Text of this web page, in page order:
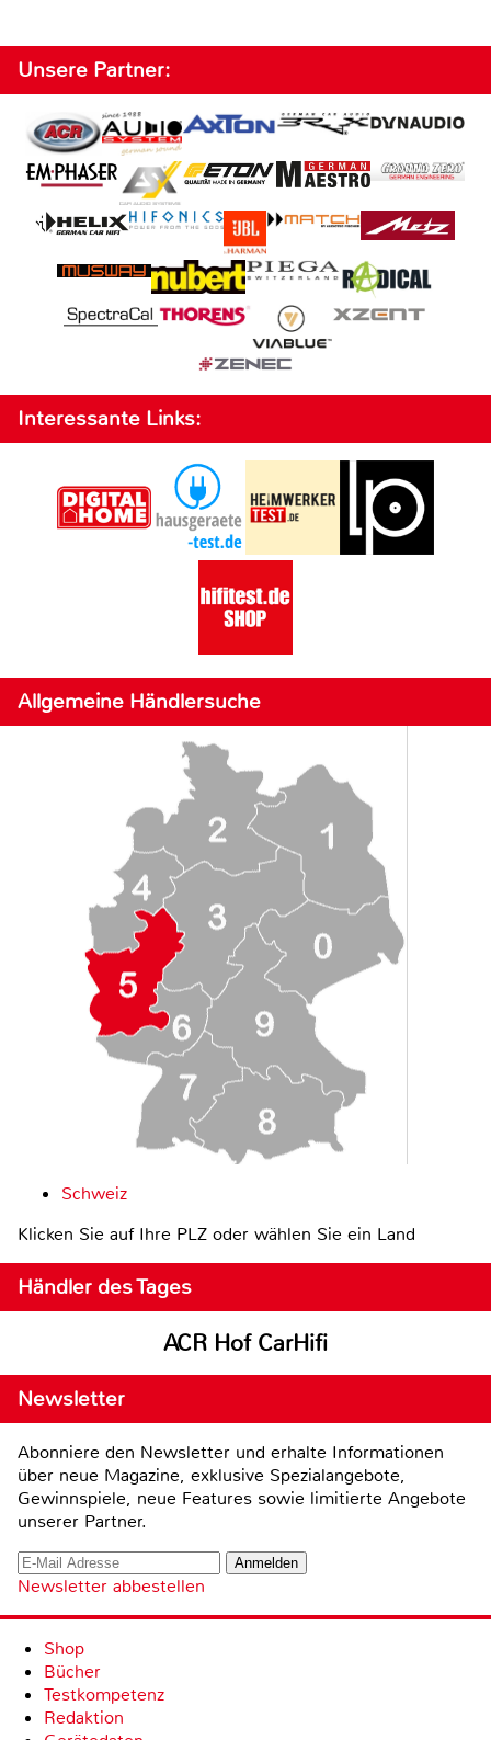
Unsere Partner:
Interessante Links:
Allgemeine Händlersuche
Schweiz
Klicken Sie auf Ihre PLZ oder wählen Sie ein Land
Händler des Tages
ACR Hof CarHifi
Newsletter
Abonniere den Newsletter und erhalte Informationen
über neue Magazine, exklusive Spezialangebote,
Gewinnspiele, neue Features sowie limitierte Angebote
unserer Partner.
Newsletter abbestellen
Shop
Bücher
Testkompetenz
Redaktion